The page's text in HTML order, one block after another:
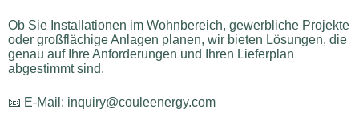
Ob Sie Installationen im Wohnbereich, gewerbliche Projekte
oder großflächige Anlagen planen, wir bieten Lösungen, die
genau auf Ihre Anforderungen und Ihren Lieferplan
abgestimmt sind.
📧 E-Mail: inquiry@couleenergy.com